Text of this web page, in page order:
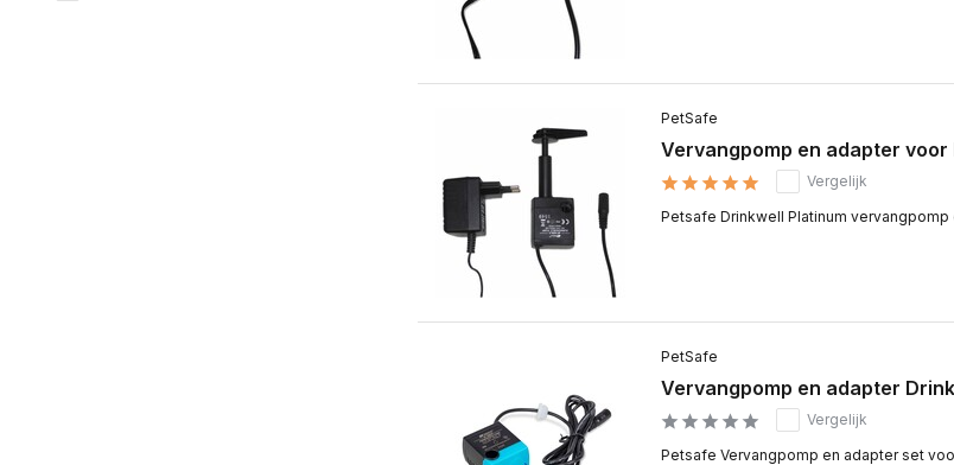
PetSafe
Vervangpomp en adapter
Vergelijk
Petsafe Drinkwell Platinum vervangpomp
PetSafe
Vervangpomp en adapter
Vergelijk
Petsafe Vervangpomp en adapter set